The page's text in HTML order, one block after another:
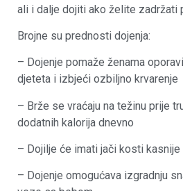
ali i dalje dojiti ako želite zadržati
Brojne su prednosti dojenja:
– Dojenje pomaže ženama
djeteta i izbjeći ozbiljno krvarenje
– Brže se vraćaju na težinu prije
dodatnih kalorija dnevno
– Dojilje će imati jači kosti kasnije
– Dojenje omogućava izgradnju